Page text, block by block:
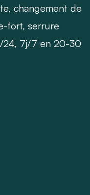
changement de
fort, serrure
24, 7j/7 en 20-30